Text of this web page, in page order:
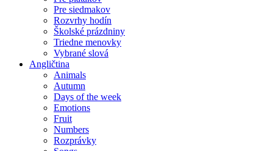
Pre siedmakov
Rozvrhy hodín
Školské prázdniny
Triedne menovky
Vybrané slová
Angličtina
Animals
Autumn
Days of the week
Emotions
Fruit
Numbers
Rozprávky